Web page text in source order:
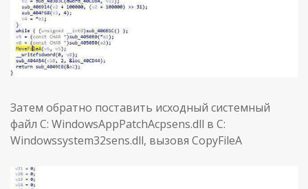
Затем обратно поставить исходный системный
файл C: WindowsAppPatchAcpsens.dll в C:
Windowssystem32sens.dll, вызовя CopyFileA